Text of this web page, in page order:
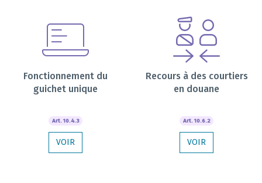
Fonctionnement du
guichet unique
Art. 10.4.3
VOIR
Recours à des courtiers
en douane
Art. 10.6.2
VOIR